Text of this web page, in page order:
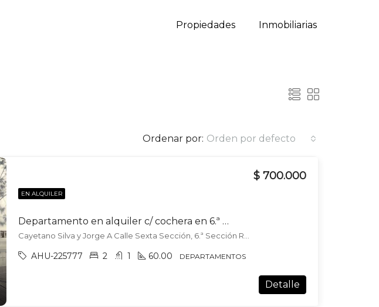
Propiedades Inmobiliarias
Ordenar por: Orden por defecto
EN ALQUILER
Departamento en alquiler c/ cochera en 6.ª Sección Residencial Norte
$ 700.000
AHU-225777 2 1 60.00 DEPARTAMENTOS
Detalle